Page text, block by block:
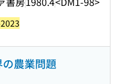
農業問題